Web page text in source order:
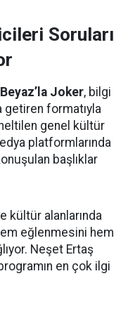
Soruları
Beyaz’la Joker, bilgi
getiren formatıyla
genel kültür
platformlarında
başlıklar
kültür alanlarında
eğlenmesini hem
Neşet Ertaş
en çok ilgi